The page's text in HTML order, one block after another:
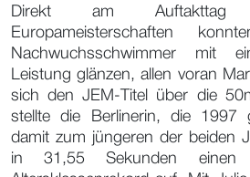
Direkt am Auftakttag
Europameisterschaften
Nachwuchsschwimmer mit
Leistung glänzen, allen voran
sich den JEM-Titel über die
stellte die Berlinerin, die 1997
damit zum jüngeren der beiden
in 31,55 Sekunden einen